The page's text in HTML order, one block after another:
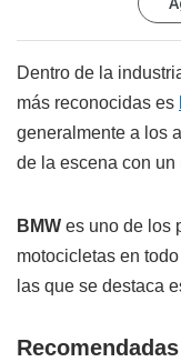
Dentro de la
más reconocidas es
generalmente a los
de la escena con un
BMW es uno de los
motocicletas en
las que se destaca
Recomendadas